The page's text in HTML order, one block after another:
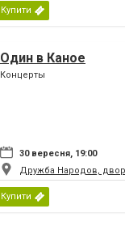
Купити
Один в Каное
Концерты
30 вересня, 19:00
Дружба Народов,
Купити